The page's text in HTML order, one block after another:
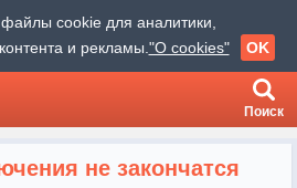
cookie для аналитики,
и рекламы. "О cookies" OK
Поиск
не закончатся